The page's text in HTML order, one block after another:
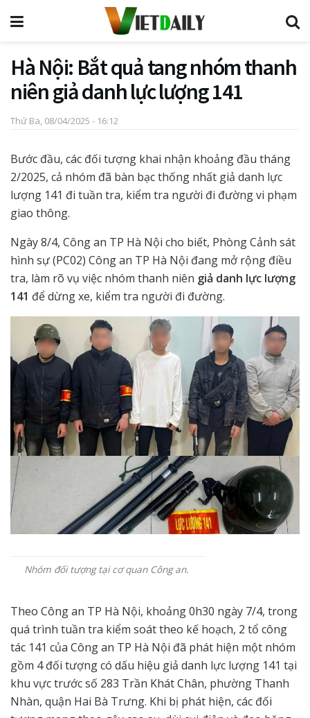
Hà Nội: Bắt quả tang nhóm thanh
niên giả danh lực lượng 141
Thứ Ba, 08/04/2025 - 16:12
Bước đầu, các đối tượng khai nhận khoảng đầu tháng
2/2025, cả nhóm đã bàn bạc thống nhất giả danh lực
lượng 141 đi tuần tra, kiểm tra người đi đường vi phạm
giao thông.
Ngày 8/4, Công an TP Hà Nội cho biết, Phòng Cảnh sát
hình sự (PC02) Công an TP Hà Nội đang mở rộng điều
tra, làm rõ vụ việc nhóm thanh niên giả danh lực lượng
141 để dừng xe, kiểm tra người đi đường.
Nhóm đối tượng tại cơ quan Công an.
Theo Công an TP Hà Nội, khoảng 0h30 ngày 7/4, trong
quá trình tuần tra kiểm soát theo kế hoạch, 2 tổ công
tác 141 của Công an TP Hà Nội đã phát hiện một nhóm
gồm 4 đối tượng có dấu hiệu giả danh lực lượng 141 tại
khu vực trước số 283 Trần Khát Chân, phường Thanh
Nhàn, quận Hai Bà Trưng. Khi bị phát hiện, các đối